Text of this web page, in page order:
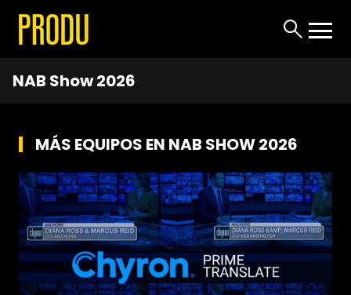
NAB Show 2026
MÁS EQUIPOS EN NAB SHOW 2026